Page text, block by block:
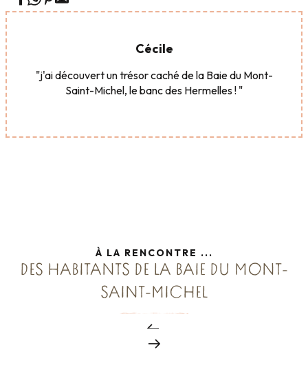
Cécile
"j'ai découvert un trésor caché de la Baie du Mont-
Saint-Michel, le banc des Hermelles ! "
À LA RENCONTRE ...
DES HABITANTS DE LA BAIE DU MONT-
SAINT-MICHEL